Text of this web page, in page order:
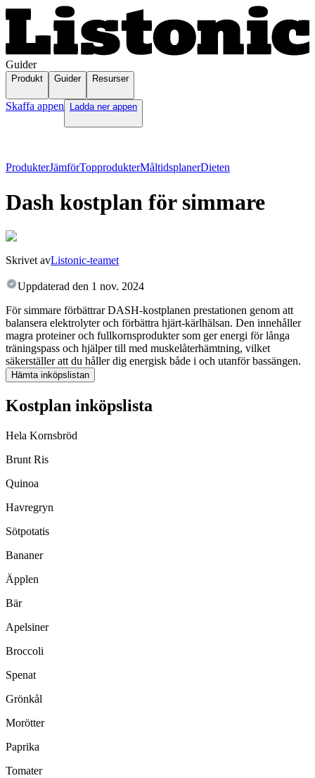
Guider
Produkt Guider Resurser
Skaffa appen Ladda ner appen
ProdukterJämförTopprodukterMåltidsplanerDieten
Dash kostplan för simmare
Skrivet avListonic-teamet
Uppdaterad den 1 nov. 2024
För simmare förbättrar DASH-kostplanen prestationen genom att
balansera elektrolyter och förbättra hjärt-kärlhälsan. Den innehåller
magra proteiner och fullkornsprodukter som ger energi för långa
träningspass och hjälper till med muskelåterhämtning, vilket
säkerställer att du håller dig energisk både i och utanför bassängen.
Hämta inköpslistan
Kostplan inköpslista
Hela Kornsbröd
Brunt Ris
Quinoa
Havregryn
Sötpotatis
Bananer
Äpplen
Bär
Apelsiner
Broccoli
Spenat
Grönkål
Morötter
Paprika
Tomater